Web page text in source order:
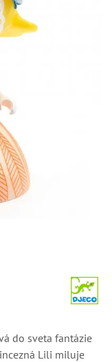
do sveta fantázie
Lili miluje